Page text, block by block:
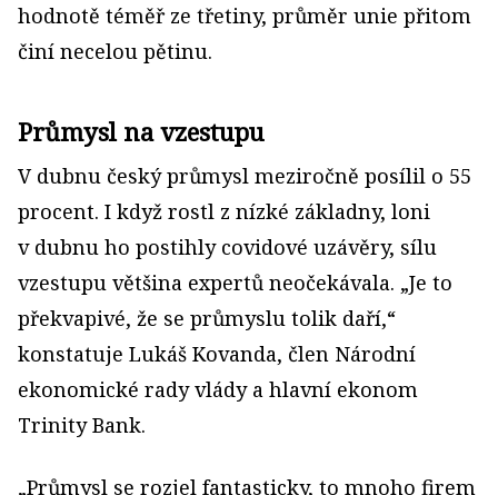
hodnotě téměř ze třetiny, průměr unie přitom
činí necelou pětinu.
Průmysl na vzestupu
V dubnu český průmysl meziročně posílil o 55
procent. I když rostl z nízké základny, loni
v dubnu ho postihly covidové uzávěry, sílu
vzestupu většina expertů neočekávala. „Je to
překvapivé, že se průmyslu tolik daří,“
konstatuje Lukáš Kovanda, člen Národní
ekonomické rady vlády a hlavní ekonom
Trinity Bank.
„Průmysl se rozjel fantasticky, to mnoho firem